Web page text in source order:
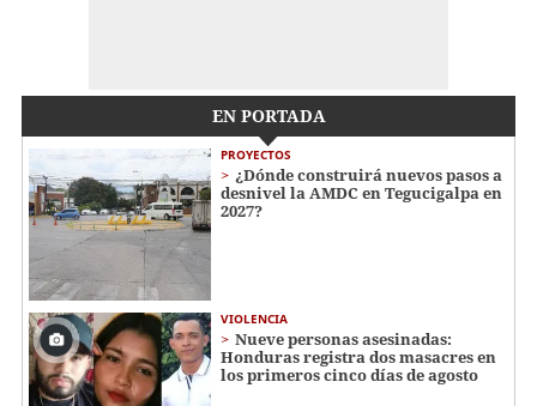
EN PORTADA
PROYECTOS
¿Dónde construirá nuevos pasos a
desnivel la AMDC en Tegucigalpa en
2027?
VIOLENCIA
Nueve personas asesinadas:
Honduras registra dos masacres en
los primeros cinco días de agosto